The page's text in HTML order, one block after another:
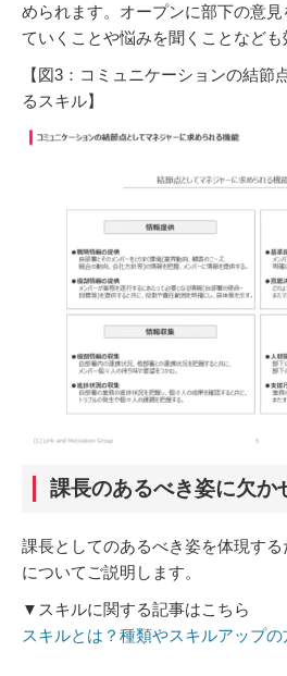
められます。オープンに部下の意
ていくことや悩みを聞くことなども
【図3：コミュニケーションの結節
るスキル】
課長のあるべき姿に欠か
課長としてのあるべき姿を体現す
についてご説明します。
▼スキルに関する記事はこちら
スキルとは？種類やスキルアップ